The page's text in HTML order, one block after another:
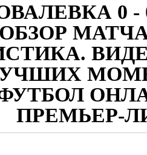
0
ОБЗОР МАТЧА
ПРЕМЬЕР-